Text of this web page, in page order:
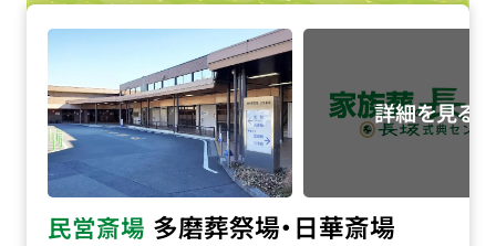
民営斎場 多磨葬祭場・日華斎場
多磨葬祭場・日華斎場の詳細へ